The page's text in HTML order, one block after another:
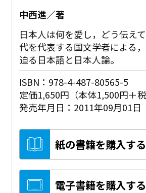
中西進／著
日本人は何を愛し，どう伝え
代を代表する国文学者による
迫る日本語と日本人論。
ISBN：978-4-487-80565-5
定価1,650円（本体1,500円＋税
発売年月日：2011年09月01日
紙の書籍を購入する
電子書籍を購入する